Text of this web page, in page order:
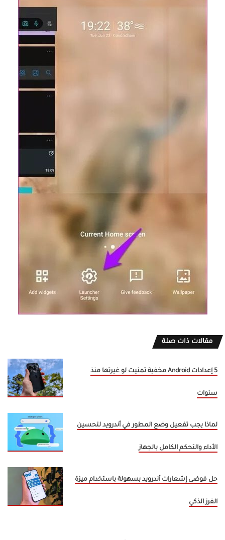
مقالات ذات صلة
5 إعدادات Android مخفية تمنيت لو غيرتها منذ
سنوات
لماذا يجب تفعيل وضع المطور في أندرويد لتحسين
الأداء والتحكم الكامل بالجهاز
حل فوضى إشعارات أندرويد بسهولة باستخدام ميزة
الفرز الذكي